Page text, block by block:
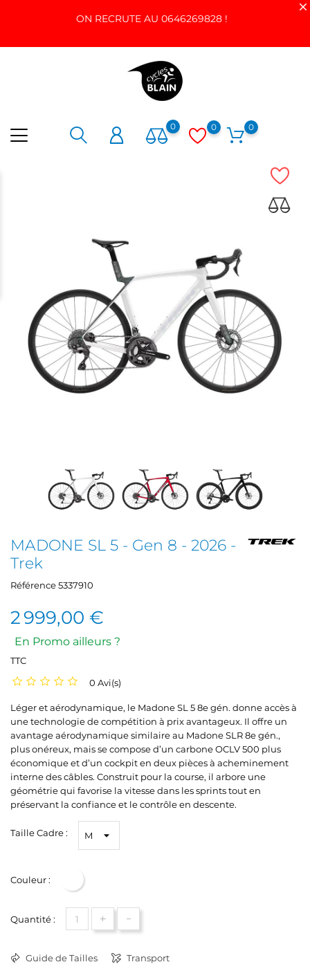
ON RECRUTE AU 0646269828 !
0 0 0
MADONE SL 5 - Gen 8 - 2026 -
Trek
Référence5337910
2 999,00 €
En Promo ailleurs ?
TTC
0 Avi(s)
Léger et aérodynamique, le Madone SL 5 8e gén. donne accès à
une technologie de compétition à prix avantageux. Il offre un
avantage aérodynamique similaire au Madone SLR 8e gén.,
plus onéreux, mais se compose d’un carbone OCLV 500 plus
économique et d’un cockpit en deux pièces à acheminement
interne des câbles. Construit pour la course, il arbore une
géométrie qui favorise la vitesse dans les sprints tout en
préservant la confiance et le contrôle en descente.
Taille Cadre :
Couleur : Blanc
Quantité : + -
Guide de Tailles Transport